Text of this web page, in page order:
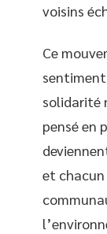
voisins
Ce
solidarité
pensé en
et